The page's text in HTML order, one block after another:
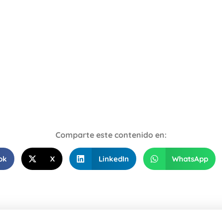
Comparte este contenido en:
X LinkedIn WhatsApp